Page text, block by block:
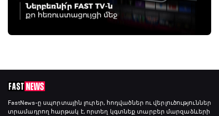
FastNews-ը սպորտային լուրեր, հոդվածներ ու վերլուծություններ
տրամադրող հարթակ է, որտեղ կգտնեք տարբեր մարզաձևերի